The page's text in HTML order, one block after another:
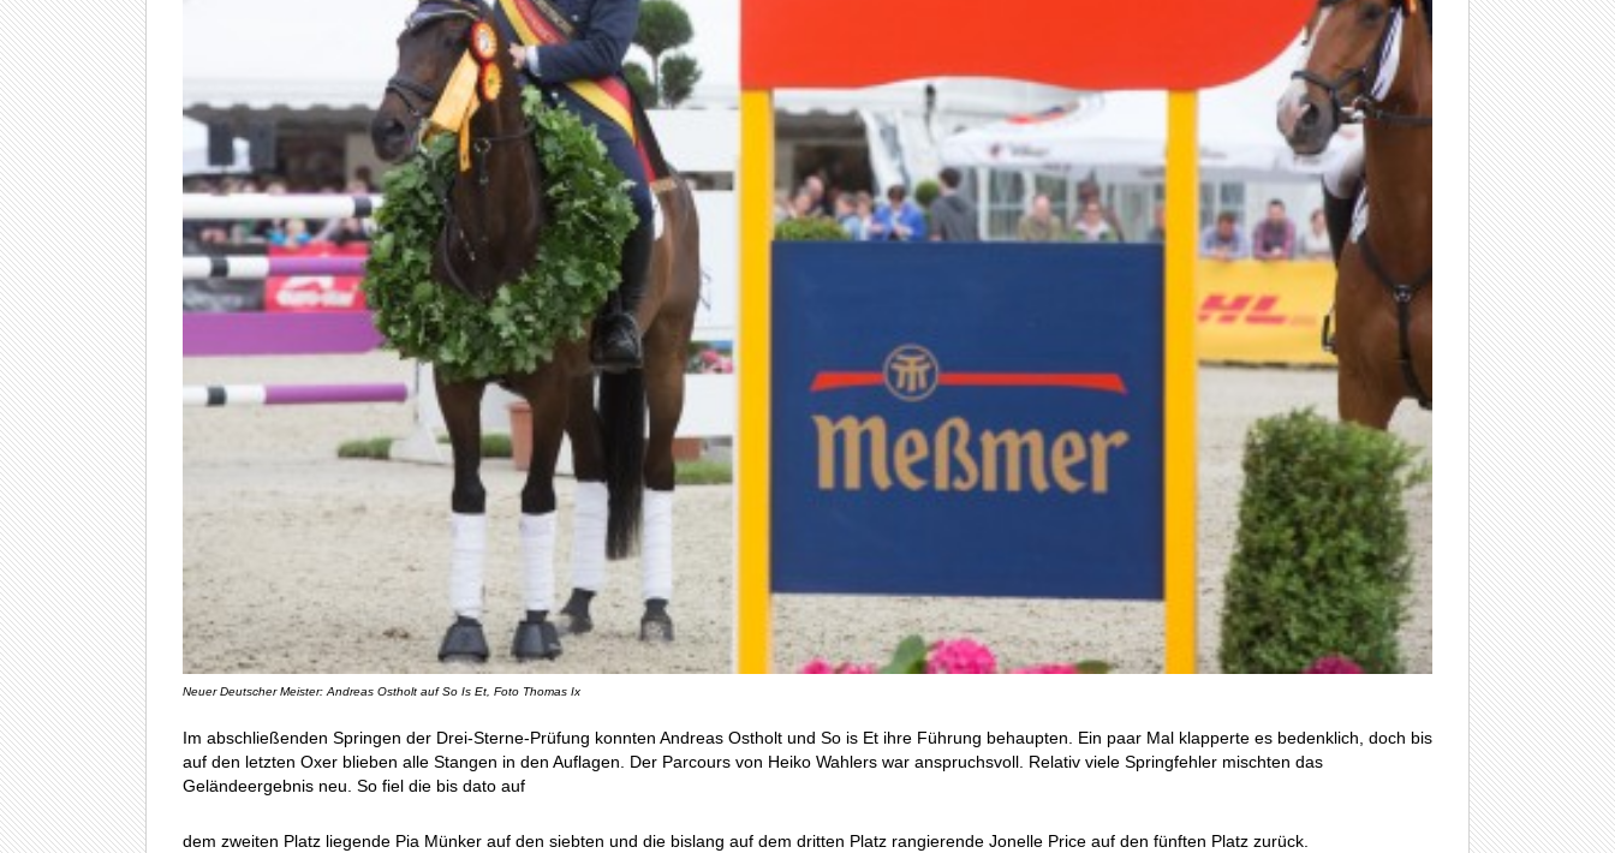
Neuer Deutscher Meister: Andreas Ostholt auf So Is Et, Foto Thomas Ix
Im abschließenden Springen der Drei-Sterne-Prüfung konnten Andreas Ostholt und So is Et ihre Führung behaupten. Ein paar Mal klapperte es bedenklich, doch bis
auf den letzten Oxer blieben alle Stangen in den Auflagen. Der Parcours von Heiko Wahlers war anspruchsvoll. Relativ viele Springfehler mischten das
Geländeergebnis neu. So fiel die bis dato auf
dem zweiten Platz liegende Pia Münker auf den siebten und die bislang auf dem dritten Platz rangierende Jonelle Price auf den fünften Platz zurück.